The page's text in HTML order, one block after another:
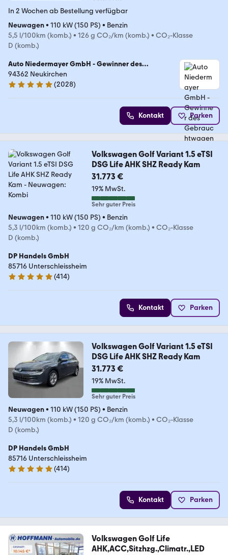
In 2 Wochen ab Bestellung verfügbar
Neuwagen• 110 kW (150 PS) • Benzin
5,5 l/100km (komb.) • 126 g CO₂/km (komb.) • CO₂-Klasse
D (komb.)
Auto Niedermayer GmbH - Gewinner des
Gebrauchtwagen Awards 2025
94362 Neukirchen
4.9 Sterne
(2028)
Kontakt Parken
Volkswagen Golf Variant 1.5 eTSI
DSG Life AHK SHZ Ready Kam
31.773 €
19% MwSt.
Sehr guter Preis
Neuwagen• 110 kW (150 PS) • Benzin
5,3 l/100km (komb.) • 120 g CO₂/km (komb.) • CO₂-Klasse
D (komb.)
DP Handels GmbH
85716 Unterschleissheim
4.8 Sterne
(414)
Kontakt Parken
Volkswagen Golf Variant 1.5 eTSI
DSG Life AHK SHZ Ready Kam
31.773 €
19% MwSt.
Sehr guter Preis
Neuwagen• 110 kW (150 PS) • Benzin
5,3 l/100km (komb.) • 120 g CO₂/km (komb.) • CO₂-Klasse
D (komb.)
DP Handels GmbH
85716 Unterschleissheim
4.8 Sterne
(414)
Kontakt Parken
Volkswagen Golf Life
AHK,ACC,Sitzhzg.,Climatr.,LED